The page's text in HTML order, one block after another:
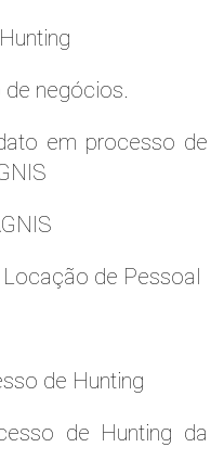
negócios.
em processo de
de Pessoal
de Hunting
de Hunting da